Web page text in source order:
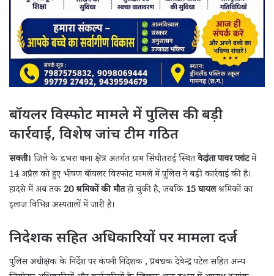
बॉयलर विस्फोट मामले में पुलिस की बड़ी
कार्रवाई, विशेष जांच टीम गठित
सक्ती।जिले के डभरा थाना क्षेत्र अंतर्गत ग्राम सिंघीतराई स्थितवेदांता पावर प्लांटमें
14 अप्रैल को हुए भीषण बॉयलर विस्फोट मामले में पुलिस ने बड़ी कार्रवाई की है।
हादसे में अब तक 20 श्रमिकों की मौतहो चुकी है, जबकि 15 घायलश्रमिकों का
इलाज विभिन्न अस्पतालों में जारी है।
निदेशक सहित अधिकारियों पर मामला दर्ज
पुलिस अधीक्षक के निर्देश पर कंपनी निदेशक , प्रबंधक देवेन्द्र पटेल सहित अन्य